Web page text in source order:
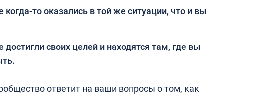
то оказались в той же ситуации, что и вы
своих целей и находятся там, где вы
ответит на ваши вопросы о том, как